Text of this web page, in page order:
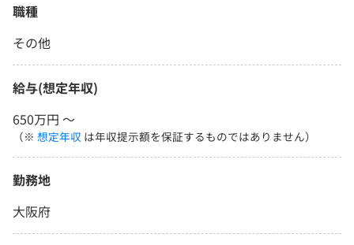
職種
その他
給与(想定年収)
650万円 〜
（※ 想定年収 は年収提示額を保証するものではありません）
勤務地
大阪府